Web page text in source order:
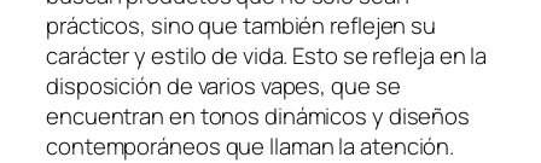
prácticos, sino que también reflejen su
carácter y estilo de vida. Esto se refleja en la
disposición de varios vapes, que se
encuentran en tonos dinámicos y diseños
contemporáneos que llaman la atención.